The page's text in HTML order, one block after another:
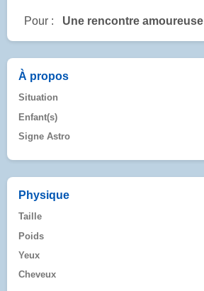
Pour : Une rencontre amoureuse
À propos
Situation
Enfant(s)
Signe Astro
Physique
Taille
Poids
Yeux
Cheveux